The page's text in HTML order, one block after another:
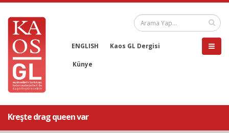
ENGLISH Kaos GL Dergisi
Künye
Kreşte drag queen var